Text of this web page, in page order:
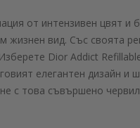
от интензивен цвят и
жизнен вид. Със своята
Dior Addict
елегантен дизайн
с това съвършено